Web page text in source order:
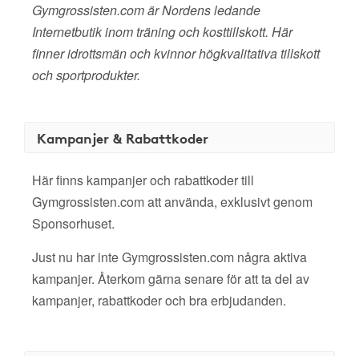
Gymgrossisten.com är Nordens ledande
Internetbutik inom träning och kosttillskott. Här
finner idrottsmän och kvinnor högkvalitativa tillskott
och sportprodukter.
Kampanjer & Rabattkoder
Här finns kampanjer och rabattkoder till
Gymgrossisten.com att använda, exklusivt genom
Sponsorhuset.
Just nu har inte Gymgrossisten.com några aktiva
kampanjer. Återkom gärna senare för att ta del av
kampanjer, rabattkoder och bra erbjudanden.